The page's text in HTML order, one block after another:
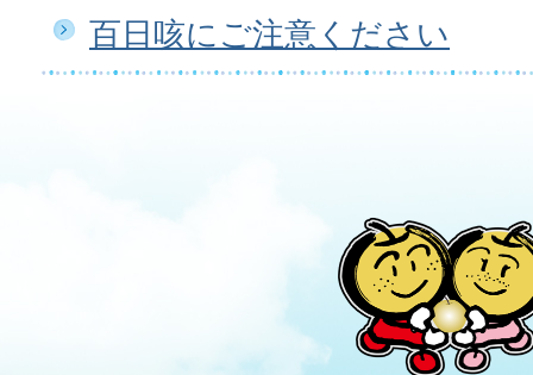
百日咳にご注意ください